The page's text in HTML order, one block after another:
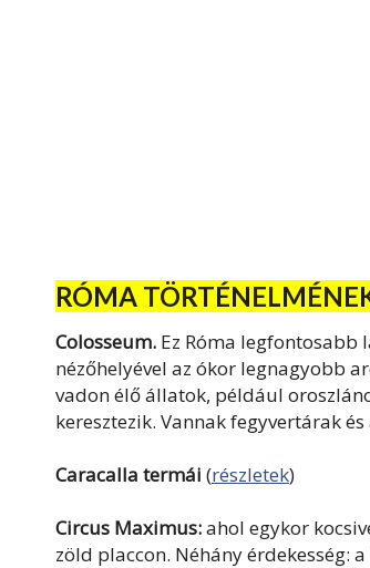
RÓMA
Colosseum. Ez Róma legfontosabb
nézőhelyével az ókor legnagyobb
vadon élő állatok, például
keresztezik. Vannak fegyvertárak
Caracalla termái (részletek)
Circus Maximus:ahol egykor
zöld placcon. Néhány érdekesség: